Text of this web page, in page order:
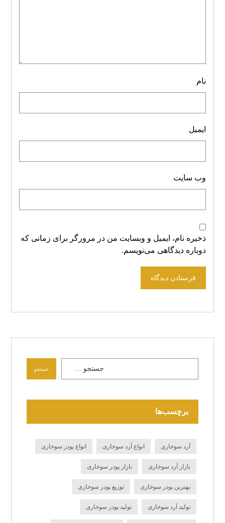
نام
ایمیل
وب‌ سایت
ذخیره نام، ایمیل و وبسایت من در مرورگر برای زمانی که
دوباره دیدگاهی می‌نویسم.
برچسب‌ها
آرد سوخاری انواع آرد سوخاری انواع پودر سوخاری
بازار آرد سوخاری بازار پودر سوخاری
بهترین پودر سوخاری توزیع پودر سوخاری
تولید آرد سوخاری تولید پودر سوخاری